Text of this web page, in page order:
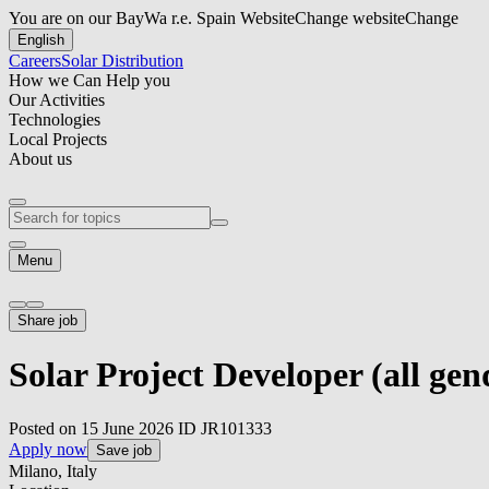
You are on our BayWa r.e. Spain WebsiteChange websiteChange
English
CareersSolar Distribution
How we Can Help you
Our Activities
Technologies
Local Projects
About us
Menu
Share job
Solar Project Developer (all
Posted on 15 June 2026 ID JR101333
Apply now Save job
Milano, Italy